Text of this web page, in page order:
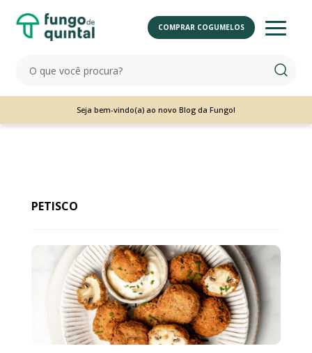
COMPRAR COGUMELOS
Seja bem-vindo(a) ao novo Blog da Fungo!
PETISCO